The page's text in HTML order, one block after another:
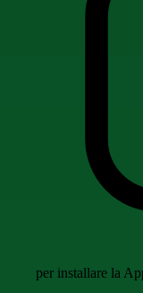
per installare la